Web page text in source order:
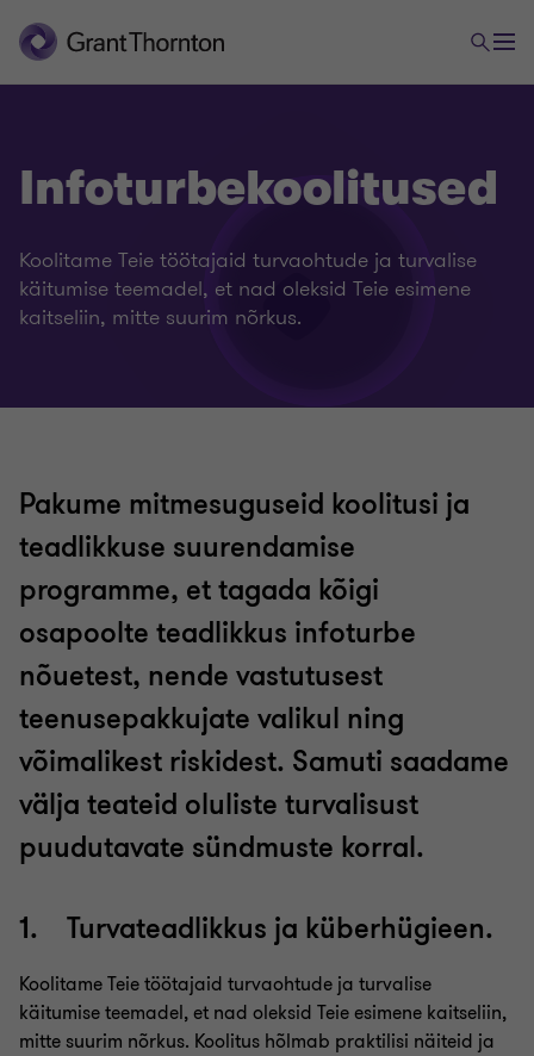
Infoturbekoolitused
Koolitame Teie töötajaid turvaohtude ja turvalise
käitumise teemadel, et nad oleksid Teie esimene
kaitseliin, mitte suurim nõrkus.
Pakume mitmesuguseid koolitusi ja
teadlikkuse suurendamise
programme, et tagada kõigi
osapoolte teadlikkus infoturbe
nõuetest, nende vastutusest
teenusepakkujate valikul ning
võimalikest riskidest. Samuti saadame
välja teateid oluliste turvalisust
puudutavate sündmuste korral.
1. Turvateadlikkus ja küberhügieen.
Koolitame Teie töötajaid turvaohtude ja turvalise
käitumise teemadel, et nad oleksid Teie esimene kaitseliin,
mitte suurim nõrkus. Koolitus hõlmab praktilisi näiteid ja